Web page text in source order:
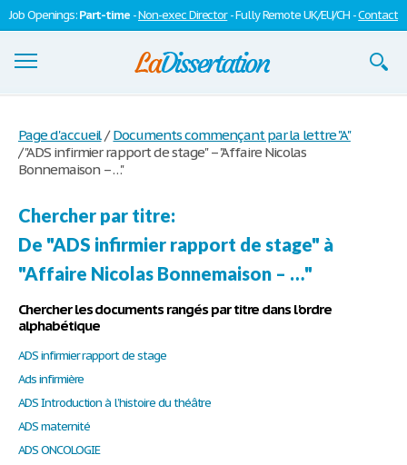
Job Openings:Part-time -Non-exec Director- Fully Remote UK/EU/CH -Contact
S'inscrire
Page d'accueil / Documents commençant par la lettre "A"
/"ADS infirmier rapport de stage" – "Affaire Nicolas
Bonnemaison – …"
Chercher par titre:
De "ADS infirmier rapport de stage" à
"Affaire Nicolas Bonnemaison – …"
Chercher les documents rangés par titre dans l'ordre
alphabétique
ADS infirmier rapport de stage
Ads infirmière
ADS Introduction à l’histoire du théâtre
ADS maternité
ADS ONCOLOGIE